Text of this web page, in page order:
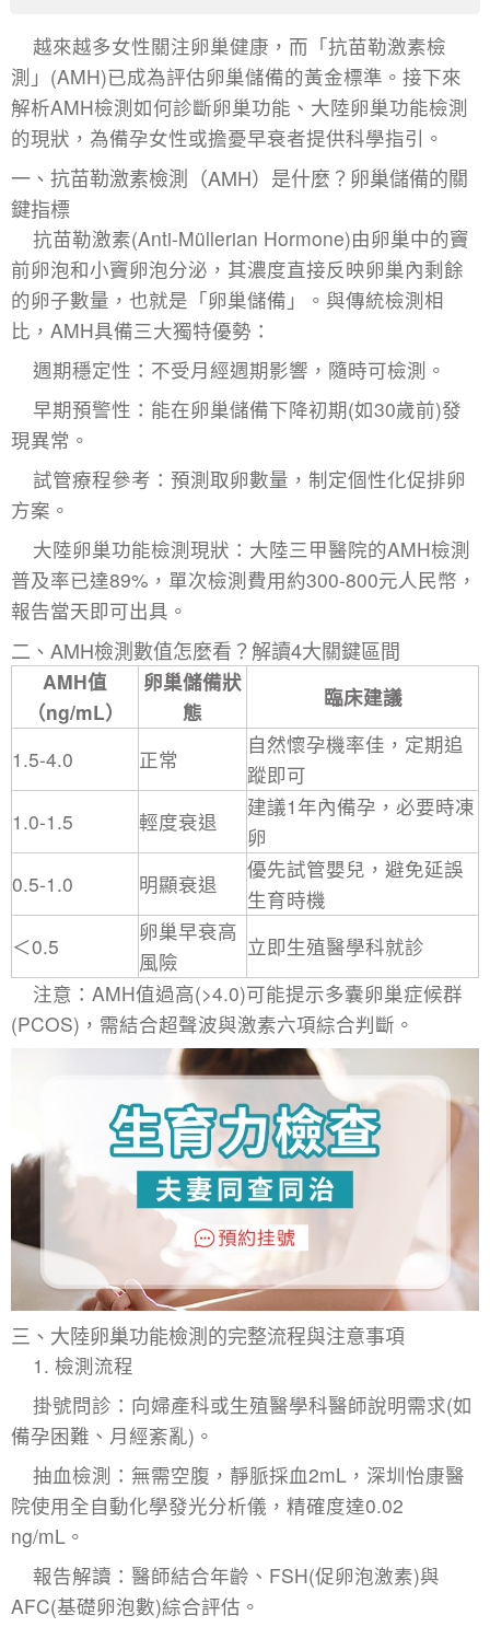
越來越多女性關注卵巢健康，而「抗苗勒激素檢
測」(AMH)已成為評估卵巢儲備的黃金標準。接下來
解析AMH檢測如何診斷卵巢功能、大陸卵巢功能檢測
的現狀，為備孕女性或擔憂早衰者提供科學指引。
一、抗苗勒激素檢測（AMH）是什麼？卵巢儲備的關
鍵指標​
抗苗勒激素(Anti-Müllerian Hormone)由卵巢中的竇
前卵泡和小竇卵泡分泌，其濃度直接反映卵巢內剩餘
的卵子數量，也就是「卵巢儲備」。與傳統檢測相
比，AMH具備三大獨特優勢：
​週期穩定性：不受月經週期影響，隨時可檢測。
​早期預警性：能在卵巢儲備下降初期(如30歲前)發
現異常。
​試管療程參考：預測取卵數量，制定個性化促排卵
方案。
大陸卵巢功能檢測現狀：大陸三甲醫院的AMH檢測
普及率已達89%，單次檢測費用約300-800元人民幣，
報告當天即可出具。
​二、AMH檢測數值怎麼看？解讀4大關鍵區間​
AMH值
（ng/mL）​
卵巢儲備狀
態
臨床建議
1.5-4.0 正常
自然懷孕機率佳，定期追
蹤即可
1.0-1.5
輕度衰退
建議1年內備孕，必要時凍
卵
0.5-1.0
明顯衰退
優先試管嬰兒，避免延誤
生育時機
＜0.5
卵巢早衰高
風險
立即生殖醫學科就診
注意：AMH值過高(>4.0)可能提示多囊卵巢症候群
(PCOS)，需結合超聲波與激素六項綜合判斷。
​三、大陸卵巢功能檢測的完整流程與注意事項​
​1. 檢測流程​
​掛號問診：向婦產科或生殖醫學科醫師說明需求(如
備孕困難、月經紊亂)。
​抽血檢測：無需空腹，靜脈採血2mL，深圳怡康醫
院使用全自動化學發光分析儀，精確度達0.02
ng/mL。
​報告解讀：醫師結合年齡、FSH(促卵泡激素)與
AFC(基礎卵泡數)綜合評估。